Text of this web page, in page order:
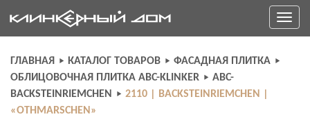
to
content
Toggle
ГЛАВНАЯ КАТАЛОГ ТОВАРОВ
ФАСАДНАЯ ПЛИТКА
ОБЛИЦОВОЧНАЯ ПЛИТКА ABC-KLINKER
ABC-
BACKSTEINRIEMCHEN
2110 | BACKSTEINRIEMCHEN |
«OTHMARSCHEN»